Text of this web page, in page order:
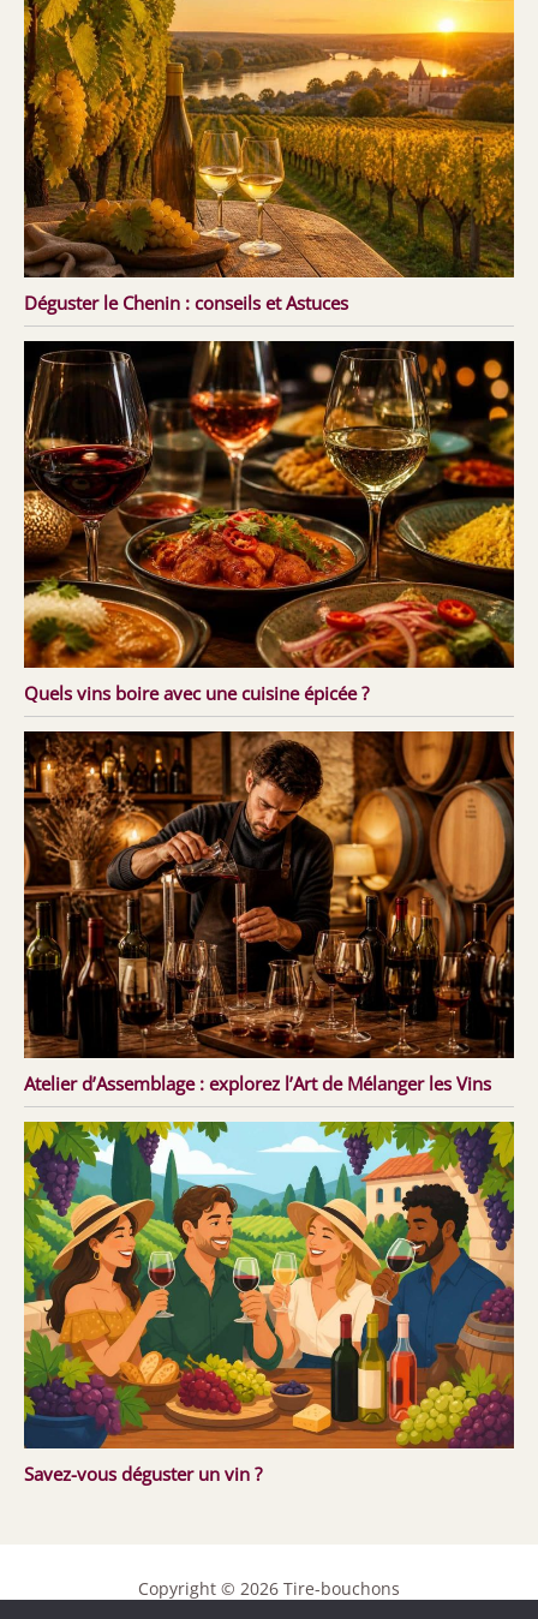
Déguster le Chenin : conseils et Astuces
Quels vins boire avec une cuisine épicée ?
Atelier d’Assemblage : explorez l’Art de Mélanger les Vins
Savez-vous déguster un vin ?
Copyright © 2026 Tire-bouchons